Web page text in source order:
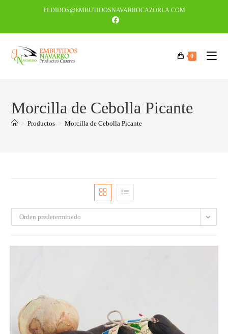
PEDIDOS@EMBUTIDOSNAVARROCAZORLA.COM
0
Morcilla de Cebolla Picante
> Productos > Morcilla de Cebolla Picante
Orden predeterminado